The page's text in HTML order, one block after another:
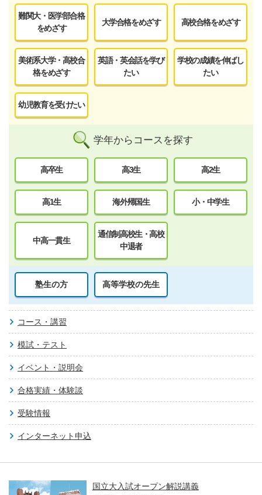
難関大・医学部合格
をめざす
大学合格をめざす 高校合格をめざす
美術系大学・高校合
格をめざす
英語・英会話を学び
たい
学校の成績を伸ばし
たい
幼児教育を受けたい
学年からコースを探す
高卒生 高3生 高2生
高1生 海外帰国生 小・中学生
中高一貫生
通信制高校生・高校
中退者
塾生の方 高等学校の先生
コース・講習
模試・テスト
イベント・説明会
合格実績・体験談
受験情報
インターネット申込
国立大入試オープン解説講義